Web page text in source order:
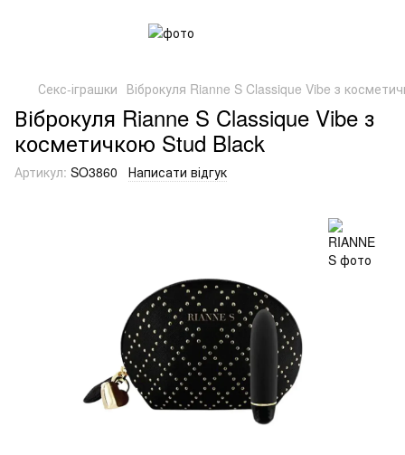
Секс-іграшки Віброкуля Rianne S Classique Vibe з
Віброкуля Rianne S Classique Vibe з
косметичкою Stud Black
Артикул: SO3860 Написати відгук